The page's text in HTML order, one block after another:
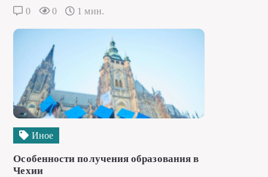
0 0 1 мин.
Иное
Особенности получения образования в
Чехии